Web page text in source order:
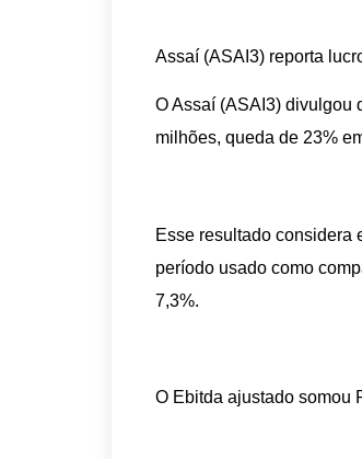
Assaí (ASAI3) reporta
O Assaí (ASAI3) divulgou
milhões, queda de 23%
Esse resultado considera
período usado como
7,3%.
O Ebitda ajustado somou